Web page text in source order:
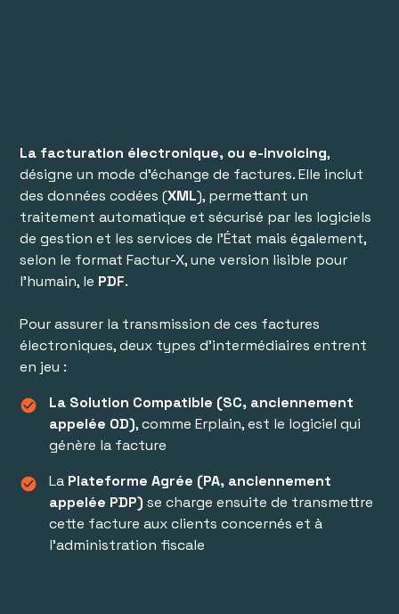
La facturation électronique, ou e-invoicing,
désigne un mode d’échange de factures. Elle inclut
des données codées (XML), permettant un
traitement automatique et sécurisé par les logiciels
de gestion et les services de l’État mais également,
selon le format Factur-X, une version lisible pour
l’humain, le PDF.
Pour assurer la transmission de ces factures
électroniques, deux types d’intermédiaires entrent
en jeu :
check_circle
La Solution Compatible (SC, anciennement
appelée OD), comme Erplain, est le logiciel qui
génère la facture
check_circle La Plateforme Agrée (PA, anciennement
appelée PDP) se charge ensuite de transmettre
cette facture aux clients concernés et à
l’administration fiscale